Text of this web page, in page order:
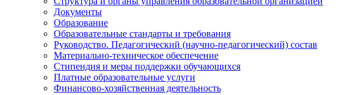
Документы
Образование
Образовательные стандарты и требования
Руководство. Педагогический (научно-педагогический) состав
Материально-техническое обеспечение
Стипендия и меры поддержки обучающихся
Платные образовательные услуги
Финансово-хозяйственная деятельность